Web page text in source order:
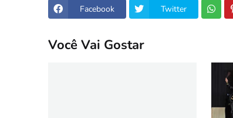
Facebook Twitter
Você Vai Gostar